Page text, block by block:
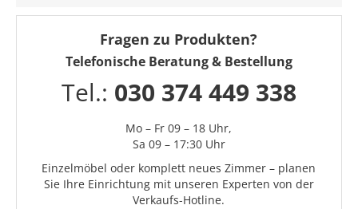
Fragen zu Produkten?
Telefonische Beratung & Bestellung
Tel.: 030 374 449 338
Mo – Fr 09 – 18 Uhr,
Sa 09 – 17:30 Uhr
Einzelmöbel oder komplett neues Zimmer – planen
Sie Ihre Einrichtung mit unseren Experten von der
Verkaufs-Hotline.